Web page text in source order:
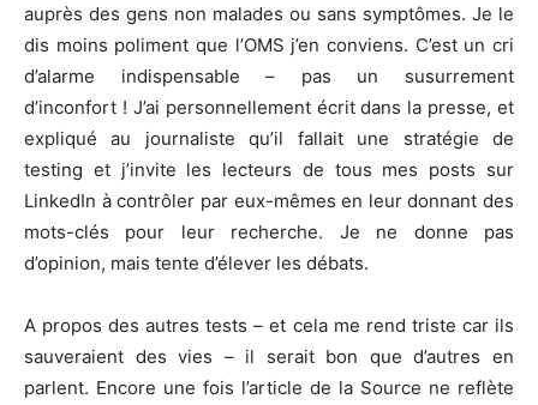
auprès des gens non malades ou sans symptômes. Je le
dis moins poliment que l’OMS j’en conviens. C’est un cri
d’alarme indispensable – pas un susurrement
d’inconfort ! J’ai personnellement écrit dans la presse, et
expliqué au journaliste qu’il fallait une stratégie de
testing et j’invite les lecteurs de tous mes posts sur
LinkedIn à contrôler par eux-mêmes en leur donnant des
mots-clés pour leur recherche. Je ne donne pas
d’opinion, mais tente d’élever les débats.
A propos des autres tests – et cela me rend triste car ils
sauveraient des vies – il serait bon que d’autres en
parlent. Encore une fois l’article de la Source ne reflète